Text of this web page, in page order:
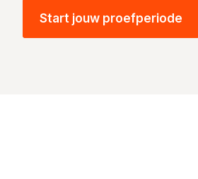
Start jouw proefperiode